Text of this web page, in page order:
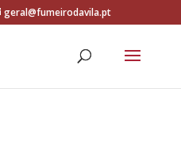
geral@fumeirodavila.pt